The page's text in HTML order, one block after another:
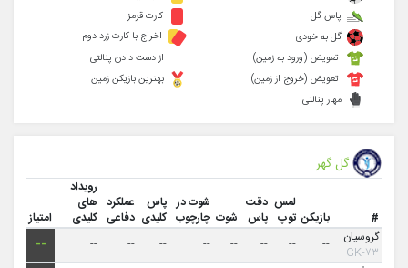
پاس گل
گل به خودی
کارت قرمز
اخراج با کارت زرد دوم
تعویض (ورود به زمین)
تعویض (خروج از زمین)
مهار پنالتی
از دست دادن پنالتی
بهترین بازیکن زمین
گل گهر
# بازیکن
لمس
توپ
دقت
پاس
شوت
شوت در
چارچوب
پاس
کلیدی
عملکرد
دفاعی
رویداد
های
کلیدی
امتیاز
گروسیان
۷۳-GK
--
--
--
--
--
--
--
--
--